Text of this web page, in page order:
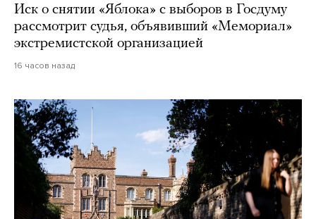
Иск о снятии «Яблока» с выборов в Госдуму
рассмотрит судья, объявивший «Мемориал»
экстремистской организацией
16 часов назад